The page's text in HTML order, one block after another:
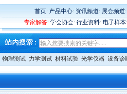
首页: 产品中心: 资讯频道: 展会频道
专家解答: 学会协会: 行业资料: 电子样本
物理测试 力学测试 材料试验 光学仪器 设备诊